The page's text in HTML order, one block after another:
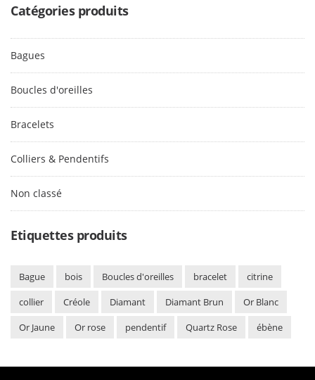
Catégories produits
Bagues
Boucles d'oreilles
Bracelets
Colliers & Pendentifs
Non classé
Etiquettes produits
Bague bois Boucles d'oreilles bracelet
citrine
collier
Créole Diamant Diamant Brun
Or Blanc
Or Jaune
Or rose pendentif Quartz Rose ébène